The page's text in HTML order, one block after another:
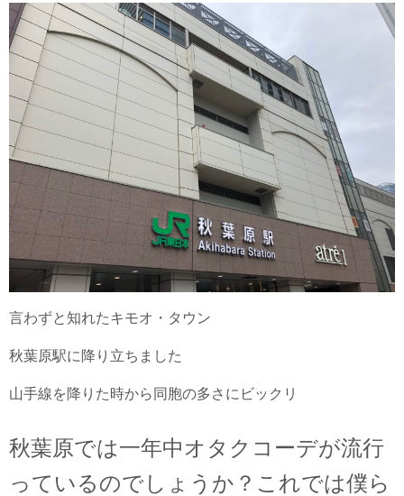
言わずと知れたキモオ・タウン
秋葉原駅に降り立ちました
山手線を降りた時から同胞の多さにビックリ
秋葉原では一年中オタクコーデが流行
っているのでしょうか？これでは僕ら